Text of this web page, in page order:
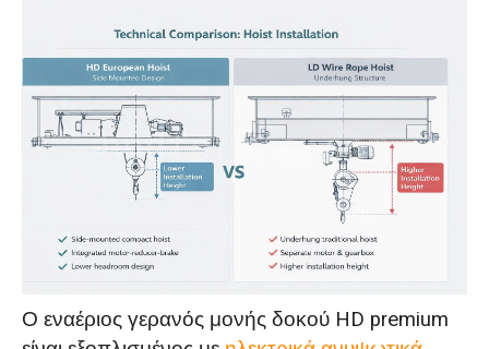
Ο εναέριος γερανός μονής δοκού HD premium